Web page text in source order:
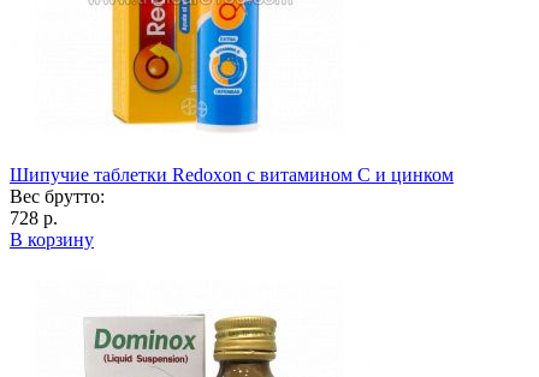
Шипучие таблетки Redoxon с витамином С и цинком
Вес брутто:
728 р.
В корзину